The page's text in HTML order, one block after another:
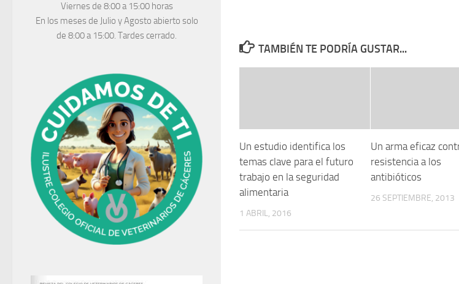
TAMBIÉN TE PODRÍA GUSTAR...
Un estudio identifica los
temas clave para el futuro
trabajo en la seguridad
alimentaria
1 ABRIL, 2016
Un arma eficaz
resistencia a los
antibióticos
26 SEPTIEMBRE, 2013
Viernes de 8:00 a 15:00 horas
En los meses de Julio y Agosto abierto solo
de 8:00 a 15:00. Tardes cerrado.